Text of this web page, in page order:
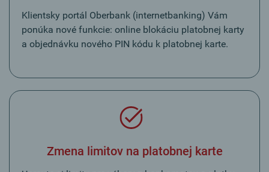
Klientsky portál Oberbank (internetbanking) Vám
ponúka nové funkcie: online blokáciu platobnej karty
a objednávku nového PIN kódu k platobnej karte.
Zmena limitov na platobnej karte